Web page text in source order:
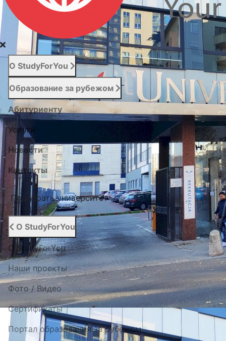
О StudyForYou
Образование за рубежом
Абитуриенту
Услуги
Новости
Контакты
Подобрать университет
О StudyForYou
О StudyForYou
Наши проекты
Фото / Видео
Cертификаты
Портал образования за рубежом